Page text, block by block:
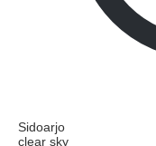
Sidoarjo
clear sky